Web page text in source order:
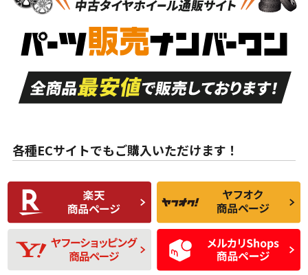
S
品）
S
新車外し品（新古
付き
A
走行距離も少なく、
目立つ傷もほとんど
ない中古品
A
走行距離も少なく、
非常に状態の良い中
古品
な中古品
んどない中古品
C
比較的きれいな中古
品
C
られるが、使用に問
題のない中古品
D
使用感や目立つ傷が
あり、一般的な中古
品
D
残り溝も少なく、偏
磨耗がみられ、短期
間使用できるくらい
の中古品
各種ECサイトでもご購入いただけます！